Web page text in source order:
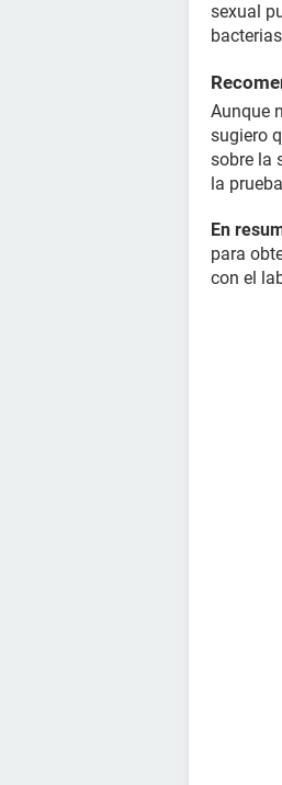
sexual
Aunque
sugiero
sobre la
la
En
para
con el